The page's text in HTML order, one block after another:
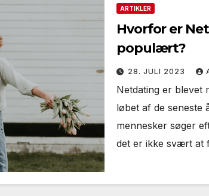
ARTIKLER
Hvorfor er
populært?
28. JULI 2023
Netdating er blevet
løbet af de seneste
mennesker søger
det er ikke svært at